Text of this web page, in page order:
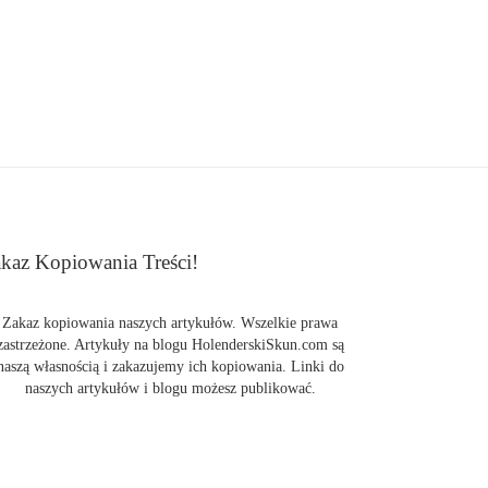
Kopiowania Treści!
Zakaz kopiowania naszych artykułów. Wszelkie prawa
Artykuły na blogu HolenderskiSkun.com są
własnością i zakazujemy ich kopiowania. Linki do
naszych artykułów i blogu możesz publikować.